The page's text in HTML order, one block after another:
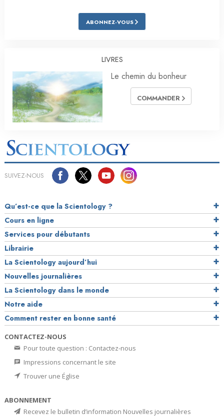
ABONNEZ-VOUS
LIVRES
Le chemin du bonheur
COMMANDER
SUIVEZ-NOUS
Qu’est-ce que la Scientology ?
Cours en ligne
Services pour débutants
Librairie
La Scientology aujourd’hui
Nouvelles journalières
La Scientology dans le monde
Notre aide
Comment rester en bonne santé
CONTACTEZ-NOUS
Pour toute question : Contactez-nous
Impressions concernant le site
Trouver une Église
ABONNEMENT
Recevez le bulletin d’information Nouvelles journalières